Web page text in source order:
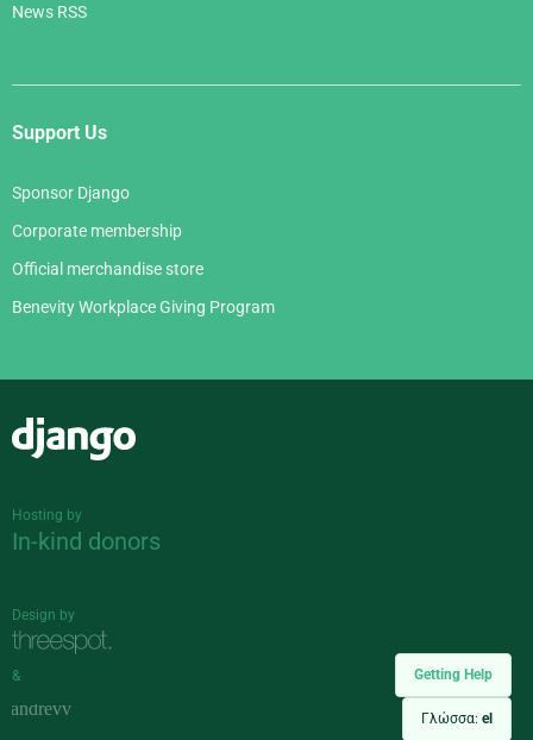
Getting Help
Γλώσσα: el
News RSS
Support Us
Sponsor Django
Corporate membership
Official merchandise store
Benevity Workplace Giving Program
Hosting by
In-kind donors
Design by
&